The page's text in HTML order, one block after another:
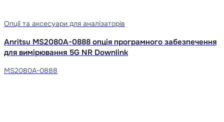
Опції та аксесуари для аналізаторів
Anritsu MS2080A-0888 опція програмного забезпечення
для вимірювання 5G NR Downlink
MS2080A-0888